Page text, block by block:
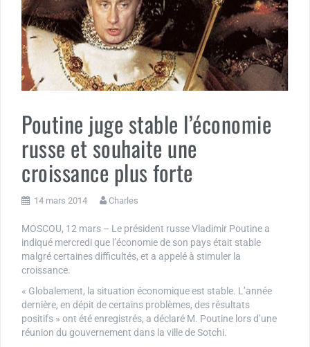
Poutine juge stable l’économie
russe et souhaite une
croissance plus forte
14 mars 2014 Charles
MOSCOU, 12 mars – Le président russe Vladimir Poutine a
indiqué mercredi que l’économie de son pays était stable
malgré certaines difficultés, et a appelé à stimuler la
croissance.
« Globalement, la situation économique est stable. L’année
dernière, en dépit de certains problèmes, des résultats
positifs » ont été enregistrés, a déclaré M. Poutine lors d’une
réunion du gouvernement dans la ville de Sotchi.